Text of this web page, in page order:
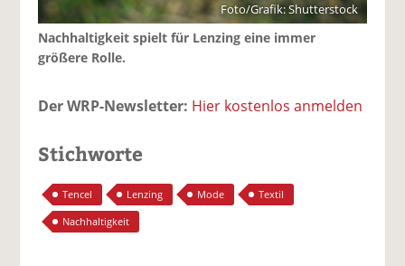
Foto/Grafik: Shutterstock
Nachhaltigkeit spielt für Lenzing eine immer
größere Rolle.
Der WRP-Newsletter: Hier kostenlos anmelden
Stichworte
Tencel Lenzing Mode
Textil
Nachhaltigkeit